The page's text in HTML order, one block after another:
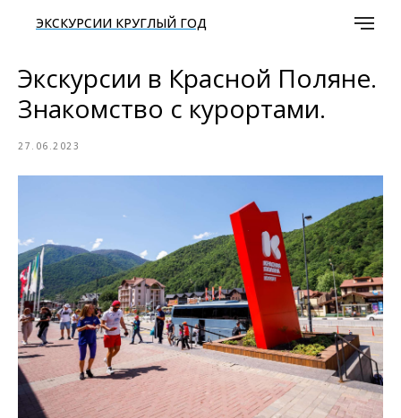
ЭКСКУРСИИ КРУГЛЫЙ ГОД
Экскурсии в Красной Поляне.
Знакомство с курортами.
27.06.2023